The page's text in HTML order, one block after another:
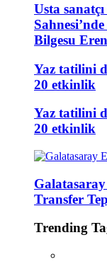
Usta
Bilgesu
Yaz tatilini
20 etkinlik
Yaz tatilini
20 etkinlik
Transfer
Trending